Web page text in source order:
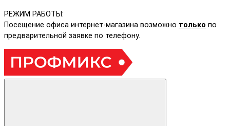
РЕЖИМ РАБОТЫ:
Посещение офиса интернет-магазина возможно только по
предварительной заявке по телефону.